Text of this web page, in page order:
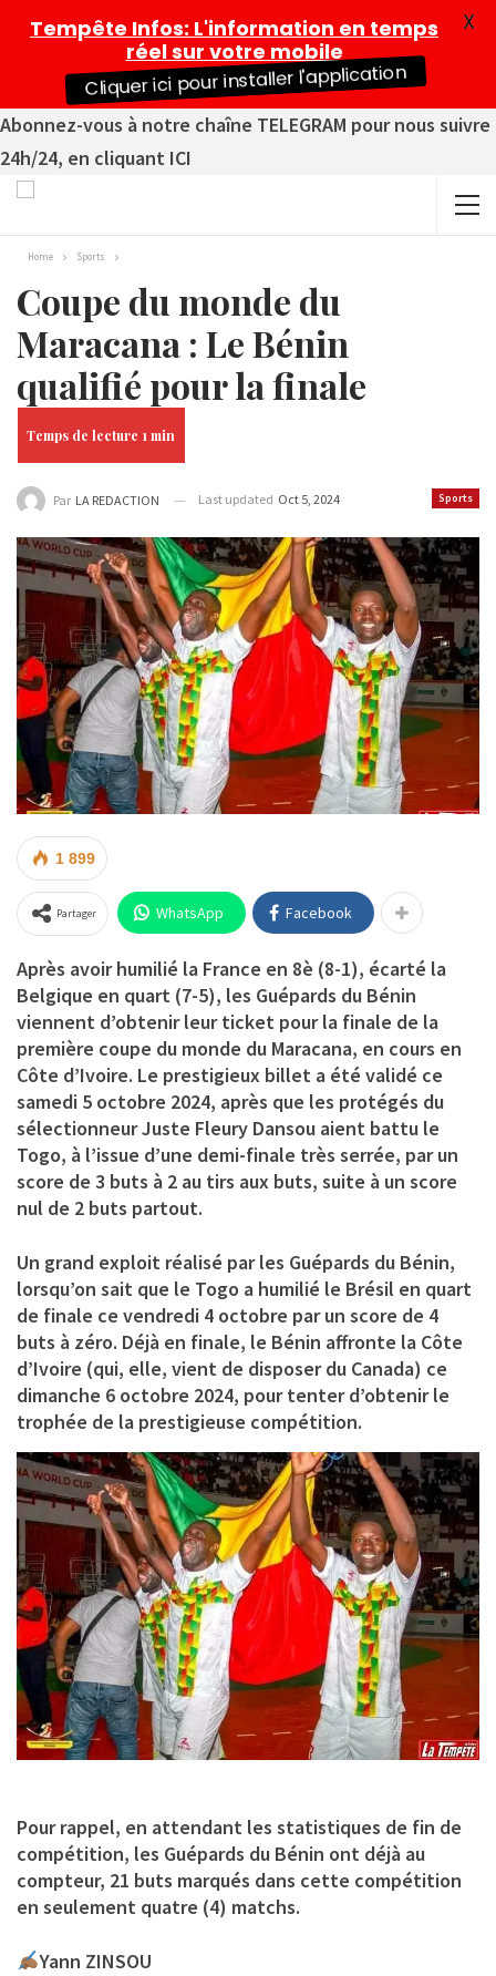
Abonnez-vous à notre chaîne TELEGRAM pour nous suivre
24h/24, en cliquant ICI
Home Sports
Coupe du monde du
Maracana : Le Bénin
qualifié pour la finale
Sports
Par LA REDACTION Last updated Oct 5, 2024
1 899
Partager WhatsApp Facebook
Après avoir humilié la France en 8è (8-1), écarté la
Belgique en quart (7-5), les Guépards du Bénin
viennent d’obtenir leur ticket pour la finale de la
première coupe du monde du Maracana, en cours en
Côte d’Ivoire. Le prestigieux billet a été validé ce
samedi 5 octobre 2024, après que les protégés du
sélectionneur Juste Fleury Dansou aient battu le
Togo, à l’issue d’une demi-finale très serrée, par un
score de 3 buts à 2 au tirs aux buts, suite à un score
nul de 2 buts partout.
Un grand exploit réalisé par les Guépards du Bénin,
lorsqu’on sait que le Togo a humilié le Brésil en quart
de finale ce vendredi 4 octobre par un score de 4
buts à zéro. Déjà en finale, le Bénin affronte la Côte
d’Ivoire (qui, elle, vient de disposer du Canada) ce
dimanche 6 octobre 2024, pour tenter d’obtenir le
trophée de la prestigieuse compétition.
Pour rappel, en attendant les statistiques de fin de
compétition, les Guépards du Bénin ont déjà au
compteur, 21 buts marqués dans cette compétition
en seulement quatre (4) matchs.
Yann ZINSOU
Tempête Infos: L'information en temps
réel sur votre mobile
Cliquer ici pour installer l'application
X